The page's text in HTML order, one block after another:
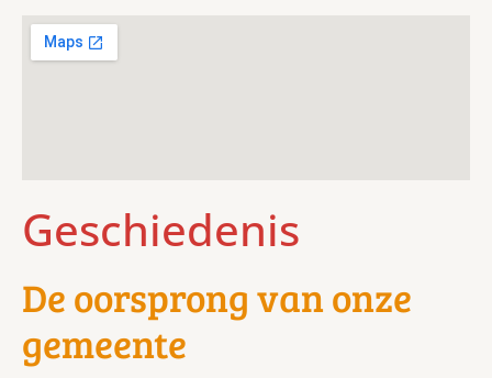
Geschiedenis
De oorsprong van onze
gemeente